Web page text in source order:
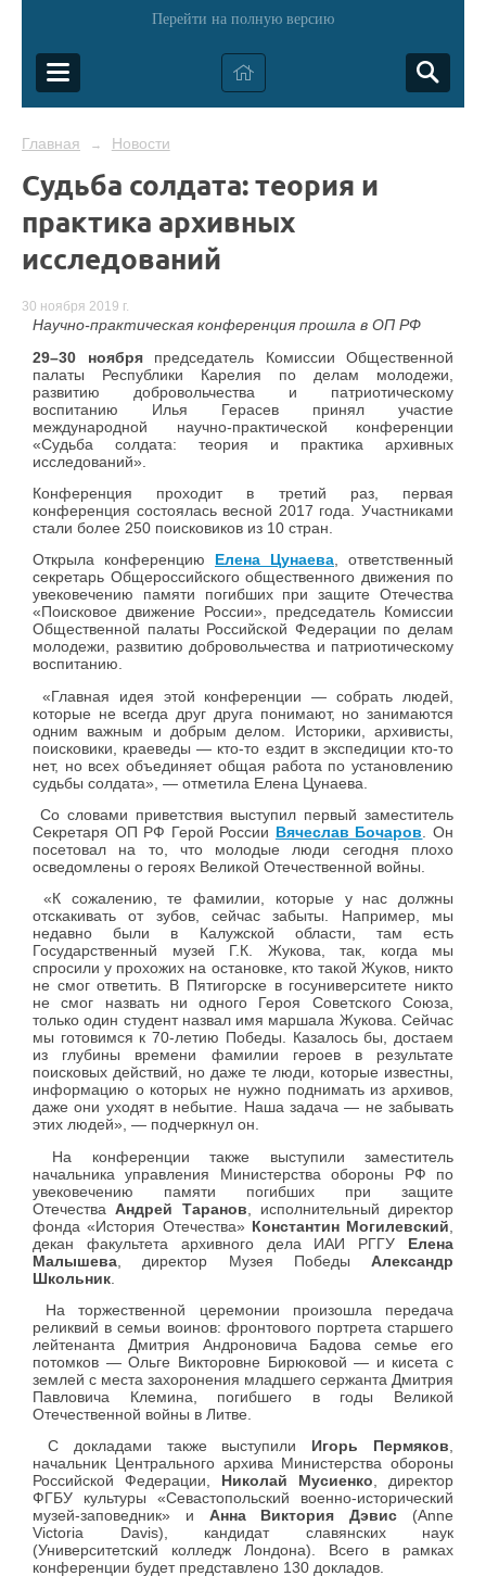
Перейти на полную версию
Главная → Новости
Судьба солдата: теория и
практика архивных
исследований
30 ноября 2019 г.
Научно-практическая конференция прошла в ОП РФ
29–30 ноябряпредседатель Комиссии Общественной
палаты Республики Карелия по делам молодежи,
развитию добровольчества и патриотическому
воспитанию Илья Герасев принял участие
международной научно-практической конференции
«Судьба солдата: теория и практика архивных
исследований».
Конференция проходит в третий раз, первая
конференция состоялась весной 2017 года. Участниками
стали более 250 поисковиков из 10 стран.
Открыла конференцию Елена Цунаева, ответственный
секретарь Общероссийского общественного движения по
увековечению памяти погибших при защите Отечества
«Поисковое движение России», председатель Комиссии
Общественной палаты Российской Федерации по делам
молодежи, развитию добровольчества и патриотическому
воспитанию.
«Главная идея этой конференции — собрать людей,
которые не всегда друг друга понимают, но занимаются
одним важным и добрым делом. Историки, архивисты,
поисковики, краеведы — кто-то ездит в экспедиции кто-то
нет, но всех объединяет общая работа по установлению
судьбы солдата», — отметила Елена Цунаева.
Со словами приветствия выступил первый заместитель
Секретаря ОП РФ Герой России Вячеслав Бочаров . Он
посетовал на то, что молодые люди сегодня плохо
осведомлены о героях Великой Отечественной войны.
«К сожалению, те фамилии, которые у нас должны
отскакивать от зубов, сейчас забыты. Например, мы
недавно были в Калужской области, там есть
Государственный музей Г.К. Жукова, так, когда мы
спросили у прохожих на остановке, кто такой Жуков, никто
не смог ответить. В Пятигорске в госуниверситете никто
не смог назвать ни одного Героя Советского Союза,
только один студент назвал имя маршала Жукова. Сейчас
мы готовимся к 70-летию Победы. Казалось бы, достаем
из глубины времени фамилии героев в результате
поисковых действий, но даже те люди, которые известны,
информацию о которых не нужно поднимать из архивов,
даже они уходят в небытие. Наша задача — не забывать
этих людей», — подчеркнул он.
На конференции также выступили заместитель
начальника управления Министерства обороны РФ по
увековечению памяти погибших при защите
ОтечестваАндрей Таранов , исполнительный директор
фонда «История Отечества» Константин Могилевский
декан факультета архивного дела ИАИ РГГУ Елена
Малышева , директор Музея Победы Александр
Школьник
На торжественной церемонии произошла передача
реликвий в семьи воинов: фронтового портрета старшего
лейтенанта Дмитрия Андроновича Бадова семье его
потомков — Ольге Викторовне Бирюковой — и кисета с
землей с места захоронения младшего сержанта Дмитрия
Павловича Клемина, погибшего в годы Великой
Отечественной войны в Литве.
С докладами также выступили Игорь Пермяков,
начальник Центрального архива Министерства обороны
Российской Федерации, Николай Мусиенко, директор
ФГБУ культуры «Севастопольский военно-исторический
музей-заповедник» и Анна Виктория Дэвис (Anne
Victoria Davis), кандидат славянских наук
(Университетский колледж Лондона). Всего в рамках
конференции будет представлено 130 докладов.